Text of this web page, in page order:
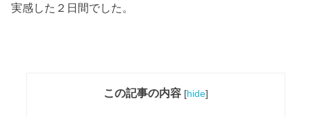
実感した２日間でした。
この記事の内容 [hide]